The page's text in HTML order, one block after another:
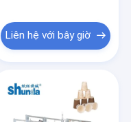
Liên hệ với bây giờ